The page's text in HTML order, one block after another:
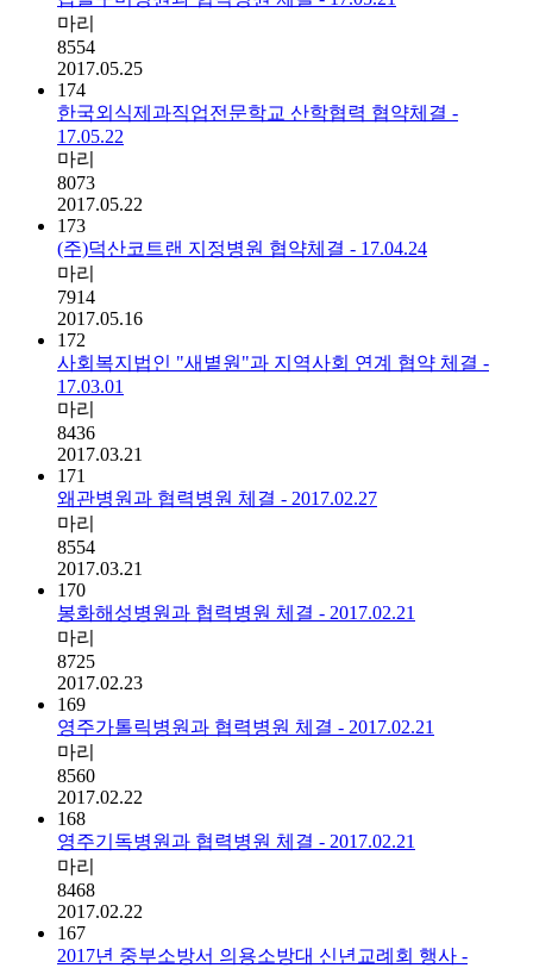
마리
8554
2017.05.25
174
한국외식제과직업전문학교 산학협력 협약체결 -
17.05.22
마리
8073
2017.05.22
173
(주)덕산코트랜 지정병원 협약체결 - 17.04.24
마리
7914
2017.05.16
172
사회복지법인 "새볕원"과 지역사회 연계 협약 체결 -
17.03.01
마리
8436
2017.03.21
171
왜관병원과 협력병원 체결 - 2017.02.27
마리
8554
2017.03.21
170
봉화해성병원과 협력병원 체결 - 2017.02.21
마리
8725
2017.02.23
169
영주가톨릭병원과 협력병원 체결 - 2017.02.21
마리
8560
2017.02.22
168
영주기독병원과 협력병원 체결 - 2017.02.21
마리
8468
2017.02.22
167
2017년 중부소방서 의용소방대 신년교례회 행사 -